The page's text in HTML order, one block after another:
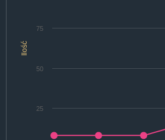
Ilość
25
50
75